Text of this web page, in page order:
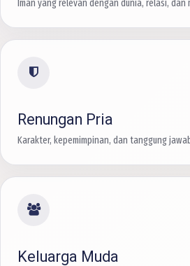
Iman yang relevan dengan dunia, relasi, dan
Renungan Pria
Karakter, kepemimpinan, dan tanggung
Keluarga Muda